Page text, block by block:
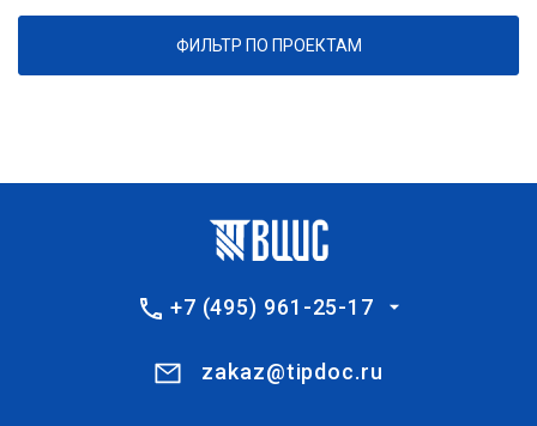
ФИЛЬТР ПО ПРОЕКТАМ
+7 (495) 961-25-17
zakaz@tipdoc.ru